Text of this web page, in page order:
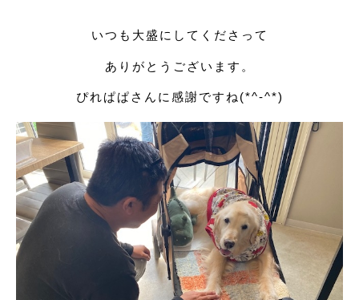
いつも大盛にしてくださって
ありがとうございます。
ぴれぱぱさんに感謝ですね(*^-^*)